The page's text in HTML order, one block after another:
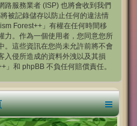
路服務業者 (ISP) 也將會收到我們
被記錄儲存以防止任何的違法情
Forest++」有權在任何時間移
力。作為一個使用者，您同意您所
。這些資訊在您尚未允許前將不會
入侵所造成的資料外洩以及其損
」和 phpBB 不負任何賠償責任。